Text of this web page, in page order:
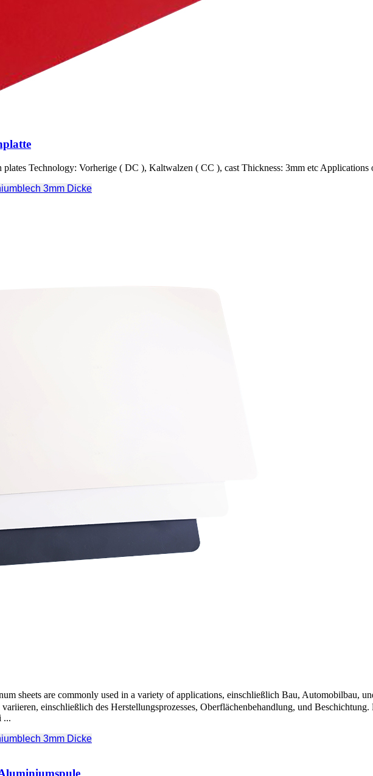
plates Technology: Vorherige ( DC ), Kaltwalzen ( CC ), cast Thickness: 3mm etc Applications
3mm Dicke
sheets are commonly used in a variety of applications, einschließlich Bau, Automobilbau,
einschließlich des Herstellungsprozesses, Oberflächenbehandlung, und
...
3mm Dicke